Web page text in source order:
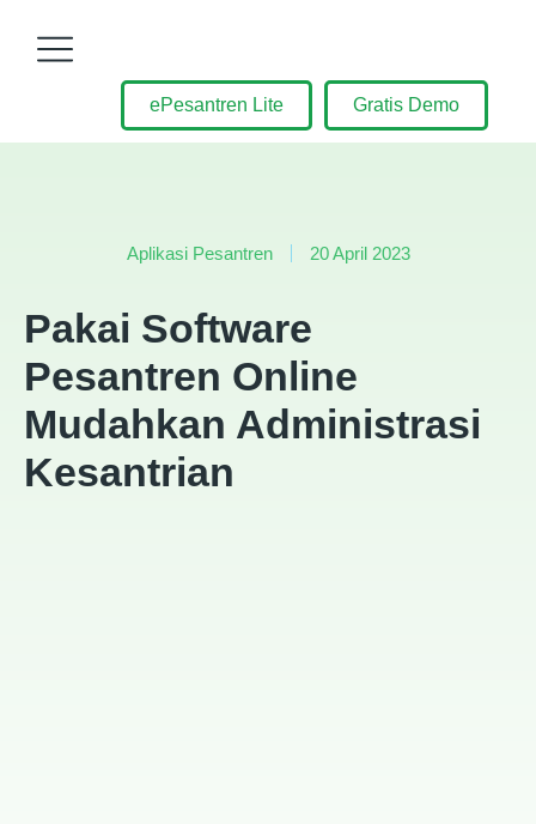
ePesantren Lite Gratis Demo
Aplikasi Pesantren 20 April 2023
Pakai Software
Pesantren Online
Mudahkan Administrasi
Kesantrian